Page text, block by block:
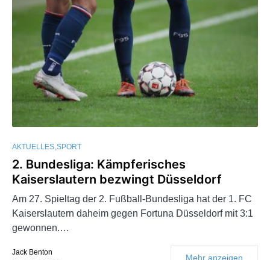
AKTUELLES SPORT
2. Bundesliga: Kämpferisches
Kaiserslautern bezwingt Düsseldorf
Am 27. Spieltag der 2. Fußball-Bundesliga hat der 1. FC
Kaiserslautern daheim gegen Fortuna Düsseldorf mit 3:1
gewonnen.…
Jack Benton
Mehr anzeigen